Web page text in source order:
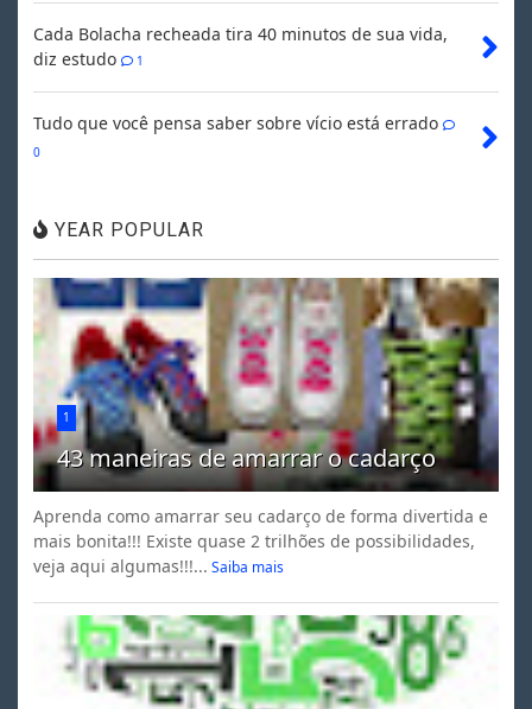
Cada Bolacha recheada tira 40 minutos de sua vida,
diz estudo
1
Tudo que você pensa saber sobre vício está errado
0
YEAR POPULAR
1
43 maneiras de amarrar o cadarço
Aprenda como amarrar seu cadarço de forma divertida e
mais bonita!!! Existe quase 2 trilhões de possibilidades,
veja aqui algumas!!!... Saiba mais